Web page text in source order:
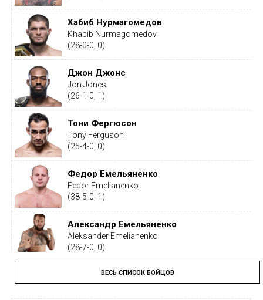
Хабиб Нурмагомедов
Khabib Nurmagomedov
(28-0-0, 0)
Джон Джонс
Jon Jones
(26-1-0, 1)
Тони Фергюсон
Tony Ferguson
(25-4-0, 0)
Федор Емельяненко
Fedor Emelianenko
(38-5-0, 1)
Александр Емельяненко
Aleksander Emelianenko
(28-7-0, 0)
Тайрон Вудли
Tyron Woodley
(19-5-1, 0)
ВЕСЬ СПИСОК БОЙЦОВ